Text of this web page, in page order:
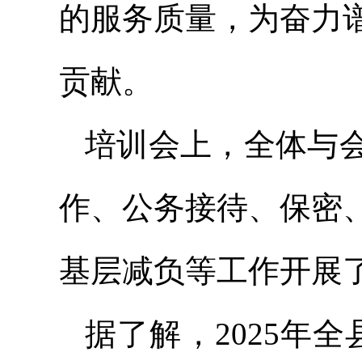
的服务质量，为奋力
贡献。
培训会上，全体与
作、公务接待、保密
基层减负等工作开展
据了解，2025年全